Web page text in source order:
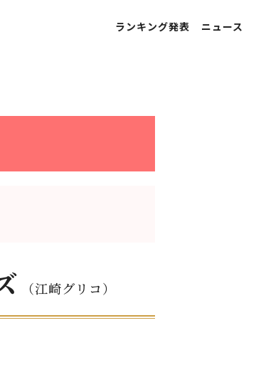
ランキング発表 ニュース
（江崎グリコ）